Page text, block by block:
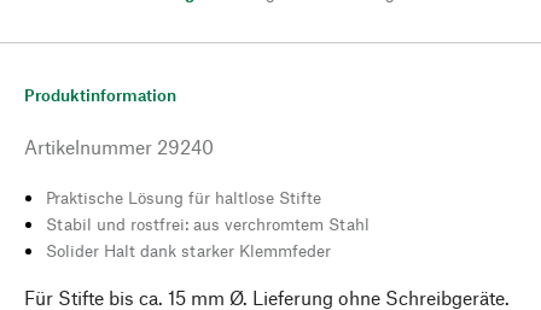
Produktinformation
Artikelnummer 29240
Praktische Lösung für haltlose Stifte
Stabil und rostfrei: aus verchromtem Stahl
Solider Halt dank starker Klemmfeder
Für Stifte bis ca. 15 mm Ø. Lieferung ohne Schreibgeräte.